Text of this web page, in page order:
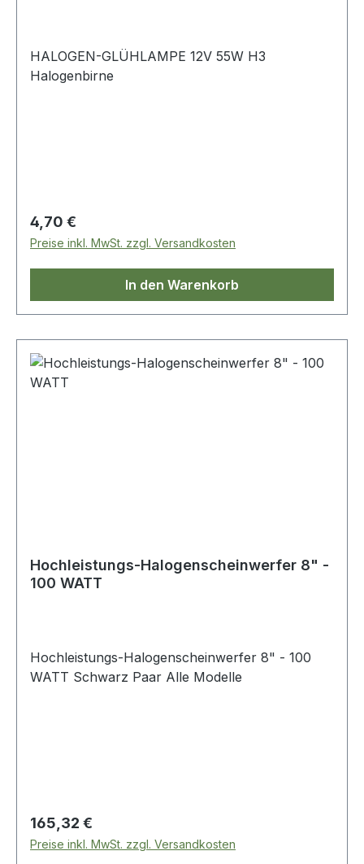
HALOGEN-GLÜHLAMPE 12V 55W H3
Halogenbirne
Regulärer Preis:
4,70 €
Preise inkl. MwSt. zzgl. Versandkosten
In den Warenkorb
Hochleistungs-Halogenscheinwerfer 8" -
100 WATT
Hochleistungs-Halogenscheinwerfer 8" - 100
WATT Schwarz Paar Alle Modelle
Regulärer Preis:
165,32 €
Preise inkl. MwSt. zzgl. Versandkosten